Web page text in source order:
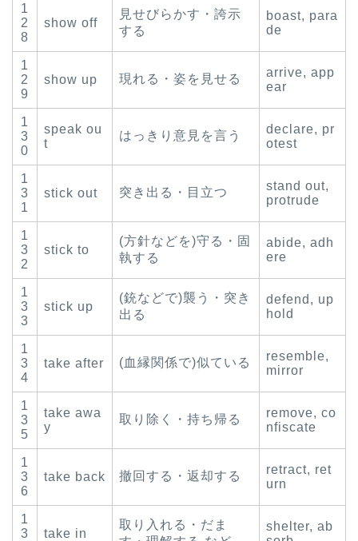
1
2
8
show off
見せびらかす・誇示
する
boast, para
de
1
2
9
show up 現れる・姿を見せる
arrive, app
ear
1
3
0
speak ou
t
はっきり意見を言う
declare, pr
otest
1
3
1
stick out 突き出る・目立つ
stand out,
protrude
1
3
2
stick to
(方針などを)守る・固
執する
abide, adh
ere
1
3
3
stick up
(銃などで)襲う・突き
出る
defend, up
hold
1
3
4
take after (血縁関係で)似ている
resemble,
mirror
1
3
5
take awa
y
取り除く・持ち帰る
remove, co
nfiscate
1
3
6
take back 撤回する・返却する
retract, ret
urn
1
3
take in
取り入れる・だま
shelter, ab